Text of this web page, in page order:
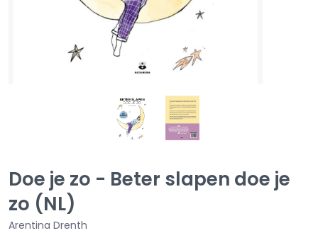
Doe je zo - Beter slapen doe je
zo (NL)
Arentina Drenth